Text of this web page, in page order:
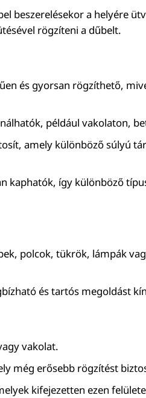
beszerelésekor a helyére
rögzíteni a dűbelt.
és gyorsan rögzíthető,
például vakolaton,
amely különböző súlyú
kaphatók, így különböző
polcok, tükrök, lámpák
és tartós megoldást
vakolat.
még erősebb rögzítést
kifejezetten ezen